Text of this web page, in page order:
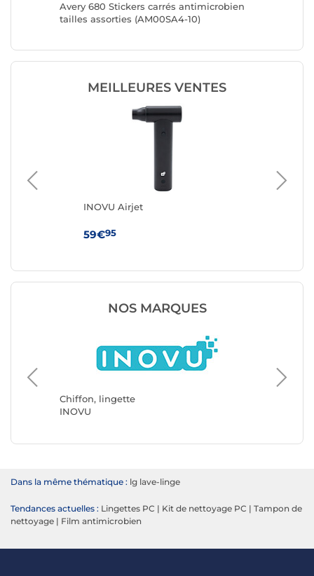
Avery 680 Stickers carrés antimicrobien
tailles assorties (AM00SA4-10)
MEILLEURES VENTES
INOVU Airjet
59€95
NOS MARQUES
Chiffon, lingette
INOVU
Dans la même thématique : lg lave-linge
Tendances actuelles : Lingettes PC | Kit de nettoyage PC | Tampon de
nettoyage | Film antimicrobien